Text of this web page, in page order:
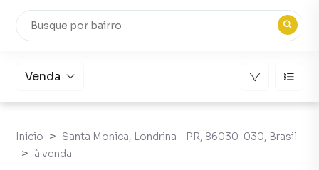
Venda
Início
Santa Monica, Londrina - PR, 86030-030, Brasil
à venda